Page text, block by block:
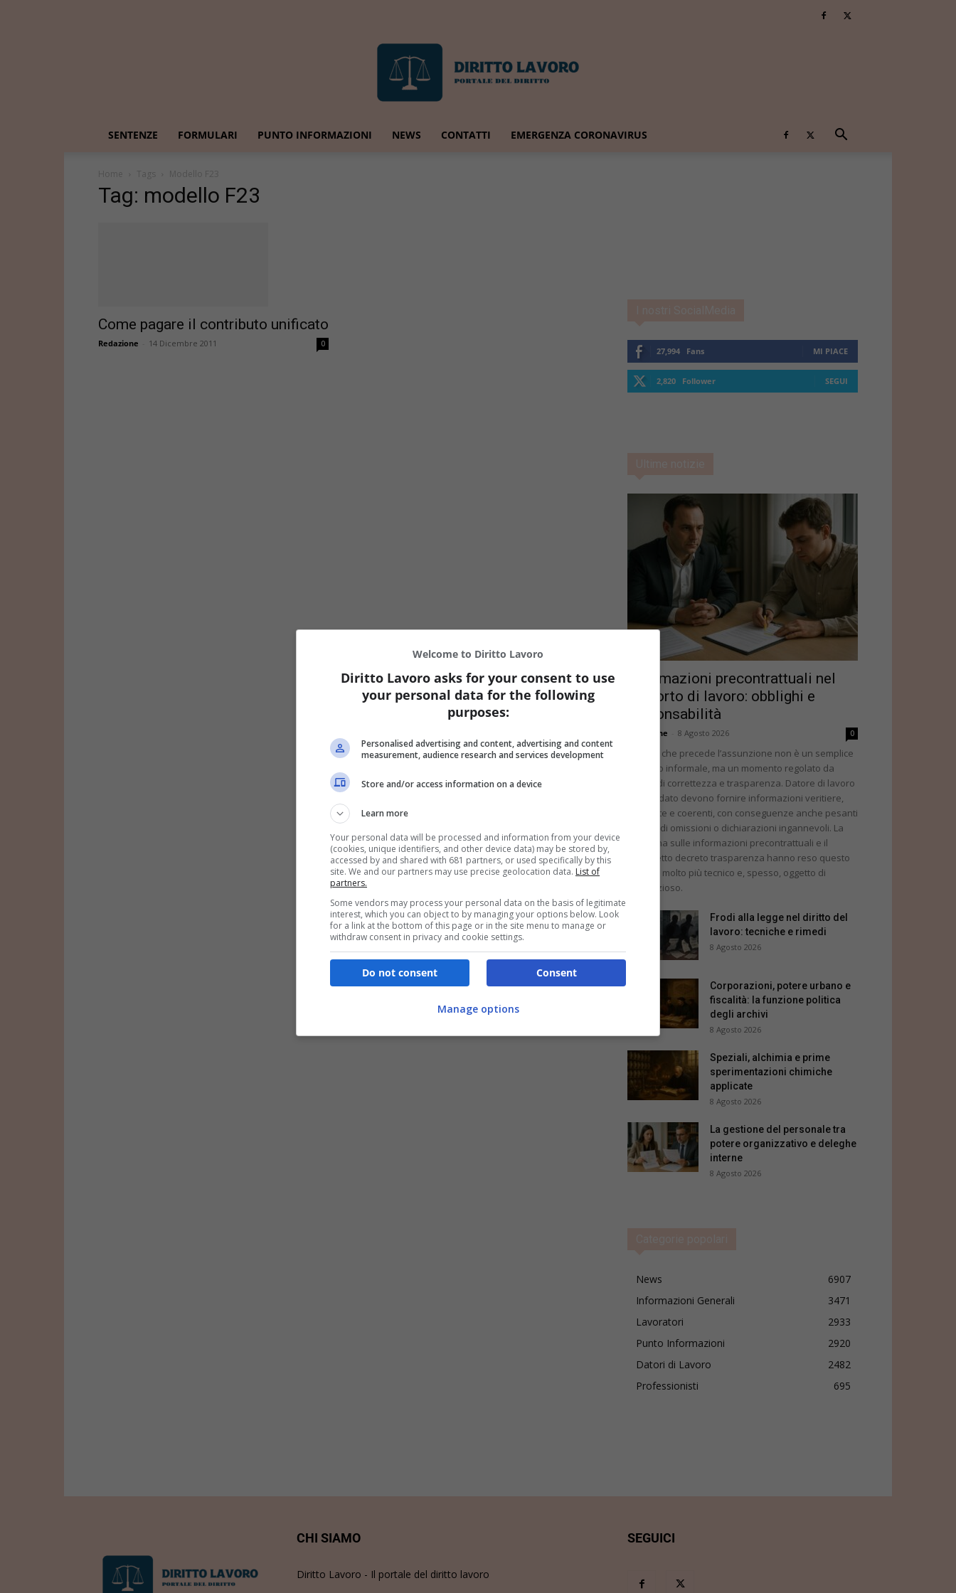
SENTENZE FORMULARI PUNTO INFORMAZIONI NEWS CONTATTI EMERGENZA CORONAVIRUS
Home Tags Modello F23
Tag: modello F23
Come pagare il contributo unificato
Redazione 14 Dicembre 2011 0
27,994 Fans MI PIACE
2,820 Follower SEGUI
Informazioni precontrattuali nel
rapporto di lavoro: obblighi e
responsabilità
Redazione 8 Agosto 2026 0
La fase che precede l’assunzione non è un semplice
scambio informale, ma un momento regolato da
doveri di correttezza e trasparenza. Datore di lavoro
e candidato devono fornire informazioni veritiere,
complete e coerenti, con conseguenze anche pesanti
in caso di omissioni o dichiarazioni ingannevoli. La
disciplina sulle informazioni precontrattuali e il
cosiddetto decreto trasparenza hanno reso questo
terreno molto più tecnico e, spesso, oggetto di
contenzioso.
Frodi alla legge nel diritto del
lavoro: tecniche e rimedi
8 Agosto 2026
Corporazioni, potere urbano e
fiscalità: la funzione politica
degli archivi
8 Agosto 2026
Speziali, alchimia e prime
sperimentazioni chimiche
applicate
8 Agosto 2026
La gestione del personale tra
potere organizzativo e deleghe
interne
8 Agosto 2026
News
6907
Informazioni Generali
3471
Lavoratori
2933
Punto Informazioni
2920
Datori di Lavoro
2482
Professionisti
695
CHI SIAMO
Diritto Lavoro - Il portale del diritto lavoro
SEGUICI
Welcome to Diritto Lavoro
Diritto Lavoro asks for your consent to use
your personal data for the following
purposes:
Personalised advertising and content, advertising and content
measurement, audience research and services development
Store and/or access information on a device
Learn more
Your personal data will be processed and information from your device
(cookies, unique identifiers, and other device data) may be stored by,
accessed by and shared with 681 partners, or used specifically by this
site. We and our partners may use precise geolocation data. List of
partners.
Some vendors may process your personal data on the basis of legitimate
interest, which you can object to by managing your options below. Look
for a link at the bottom of this page or in the site menu to manage or
withdraw consent in privacy and cookie settings.
Consent
Do not consent
Manage options